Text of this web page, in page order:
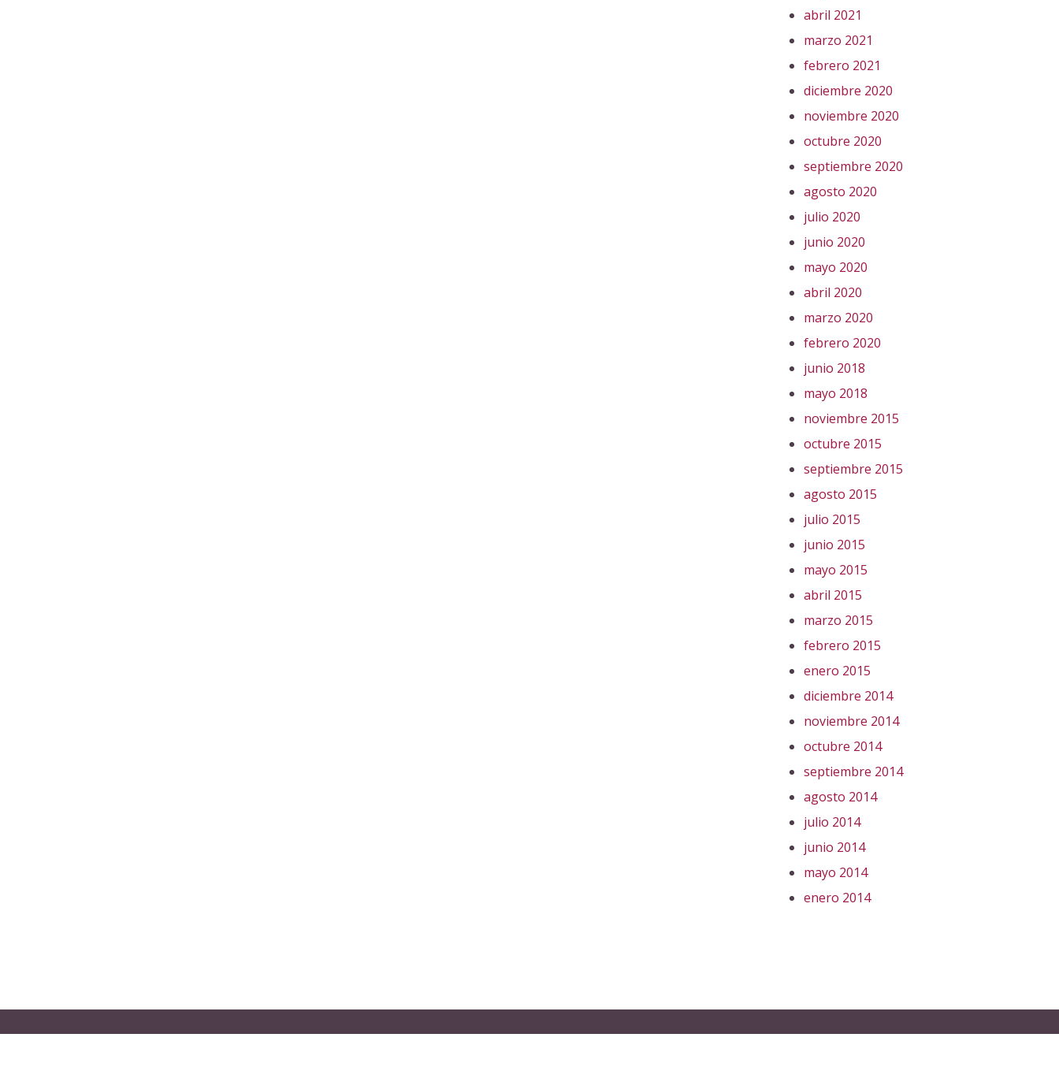
abril 2021
marzo 2021
febrero 2021
diciembre 2020
noviembre 2020
octubre 2020
septiembre 2020
agosto 2020
julio 2020
junio 2020
mayo 2020
abril 2020
marzo 2020
febrero 2020
junio 2018
mayo 2018
noviembre 2015
octubre 2015
septiembre 2015
agosto 2015
julio 2015
junio 2015
mayo 2015
abril 2015
marzo 2015
febrero 2015
enero 2015
diciembre 2014
noviembre 2014
octubre 2014
septiembre 2014
agosto 2014
julio 2014
junio 2014
mayo 2014
enero 2014